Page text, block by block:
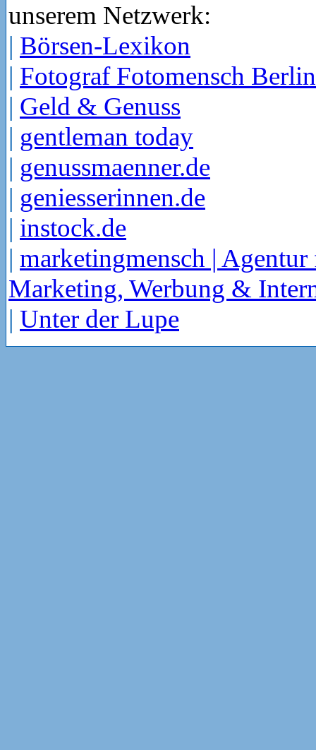
unserem Netzwerk:
| Börsen-Lexikon
| Fotograf Fotomensch Berlin
| Geld & Genuss
| gentleman today
| genussmaenner.de
| geniesserinnen.de
| instock.de
| marketingmensch | Agentur
Marketing, Werbung &
| Unter der Lupe